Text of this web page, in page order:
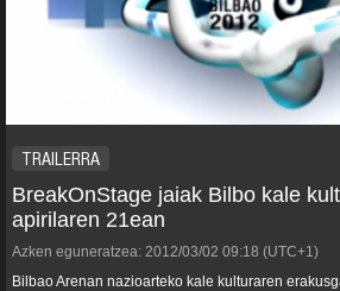
TRAILERRA
BreakOnStage jaiak Bilbo kale
apirilaren 21ean
Azken eguneratzea: 2012/03/02 09:18 (UTC+1)
Bilbao Arenan nazioarteko kale kulturaren